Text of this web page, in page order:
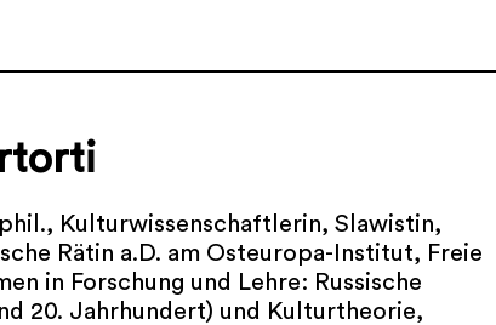
Kulturwissenschaftlerin, Slawistin,
Rätin a.D. am Osteuropa-Institut, Freie
in Forschung und Lehre: Russische
20. Jahrhundert) und Kulturtheorie,